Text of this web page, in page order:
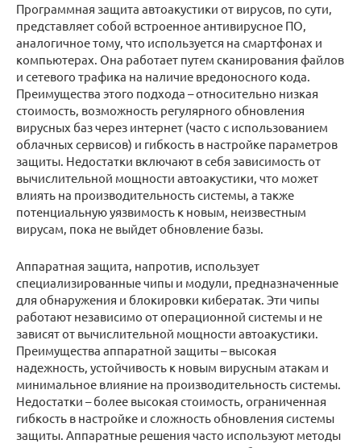
Программная защита автоакустики от вирусов, по сути,
представляет собой встроенное антивирусное ПО,
аналогичное тому, что используется на смартфонах и
компьютерах. Она работает путем сканирования файлов
и сетевого трафика на наличие вредоносного кода.
Преимущества этого подхода – относительно низкая
стоимость, возможность регулярного обновления
вирусных баз через интернет (часто с использованием
облачных сервисов) и гибкость в настройке параметров
защиты. Недостатки включают в себя зависимость от
вычислительной мощности автоакустики, что может
влиять на производительность системы, а также
потенциальную уязвимость к новым, неизвестным
вирусам, пока не выйдет обновление базы.
Аппаратная защита, напротив, использует
специализированные чипы и модули, предназначенные
для обнаружения и блокировки кибератак. Эти чипы
работают независимо от операционной системы и не
зависят от вычислительной мощности автоакустики.
Преимущества аппаратной защиты – высокая
надежность, устойчивость к новым вирусным атакам и
минимальное влияние на производительность системы.
Недостатки – более высокая стоимость, ограниченная
гибкость в настройке и сложность обновления системы
защиты. Аппаратные решения часто используют методы